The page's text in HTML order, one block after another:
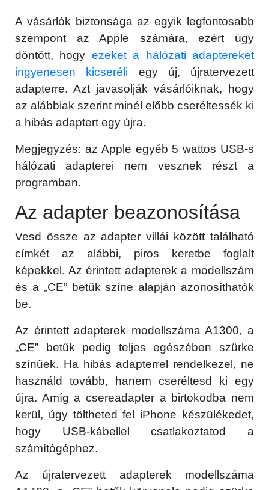
A vásárlók biztonsága az egyik legfontosabb
szempont az Apple számára, ezért úgy
döntött, hogy ezeket a hálózati adaptereket
ingyenesen kicseréli egy új, újratervezett
adapterre. Azt javasolják vásárlóiknak, hogy
az alábbiak szerint minél előbb cseréltessék ki
a hibás adaptert egy újra.
Megjegyzés: az Apple egyéb 5 wattos USB-s
hálózati adapterei nem vesznek részt a
programban.
Az adapter beazonosítása
Vesd össze az adapter villái között található
címkét az alábbi, piros keretbe foglalt
képekkel. Az érintett adapterek a modellszám
és a „CE” betűk színe alapján azonosíthatók
be.
Az érintett adapterek modellszáma A1300, a
„CE” betűk pedig teljes egészében szürke
színűek. Ha hibás adapterrel rendelkezel, ne
használd tovább, hanem cseréltesd ki egy
újra. Amíg a csereadapter a birtokodba nem
kerül, úgy töltheted fel iPhone készülékedet,
hogy USB-kábellel csatlakoztatod a
számítógéphez.
Az újratervezett adapterek modellszáma